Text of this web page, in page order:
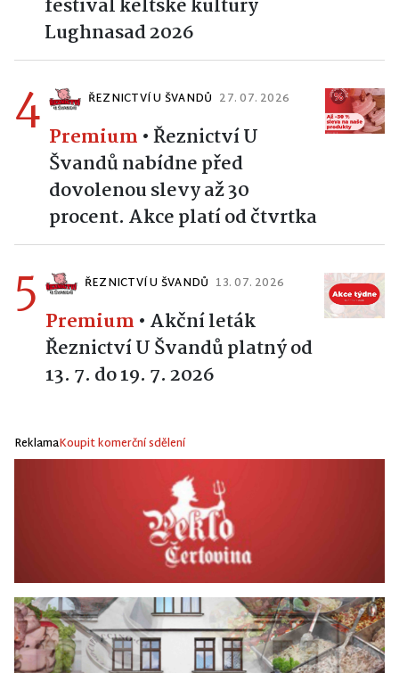
festival keltské kultury
Lughnasad 2026
4 ŘEZNICTVÍ U ŠVANDŮ 27. 07. 2026
Premium •Řeznictví U
Švandů nabídne před
dovolenou slevy až 30
procent. Akce platí od čtvrtka
5 ŘEZNICTVÍ U ŠVANDŮ 13. 07. 2026
Premium • Akční leták
Řeznictví U Švandů platný od
13. 7. do 19. 7. 2026
ReklamaKoupit komerční sdělení